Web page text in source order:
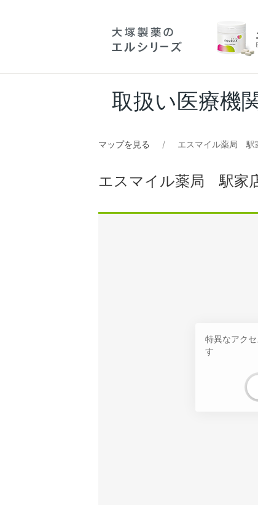
取扱い医療機
マップを見る エスマイル薬局 駅
エスマイル薬局 駅家
特異なアク
す